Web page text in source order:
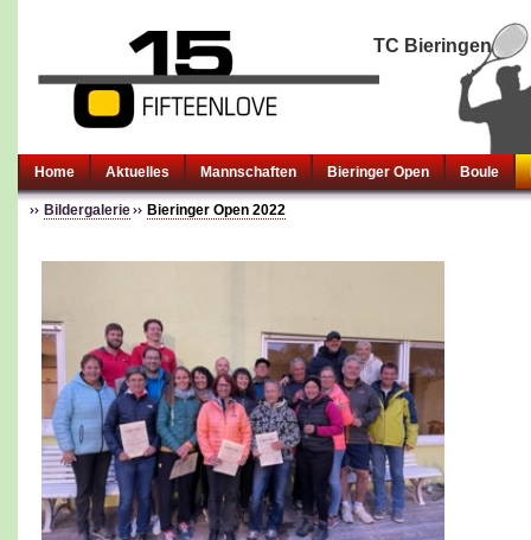
TC Bieringen
Home Aktuelles Mannschaften Bieringer Open Boule
Bildergalerie Bieringer Open 2022